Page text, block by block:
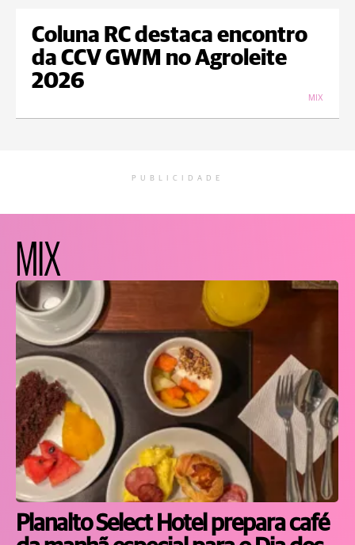
Coluna RC destaca encontro
da CCV GWM no Agroleite
2026
MIX
PUBLICIDADE
MIX
Planalto Select Hotel prepara café